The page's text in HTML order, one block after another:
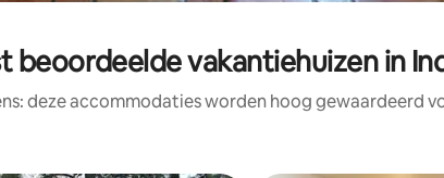
beoordeelde vakantiehuizen in
deze accommodaties worden hoog gewaardeerd